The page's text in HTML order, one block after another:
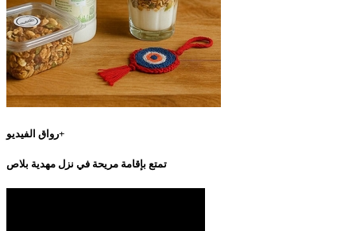
رواق الفيديو+
تمتع بإقامة مريحة في نزل مهدية بلاص